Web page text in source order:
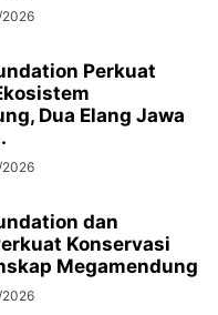
Perkuat
Dua Elang Jawa
dan
Konservasi
Megamendung